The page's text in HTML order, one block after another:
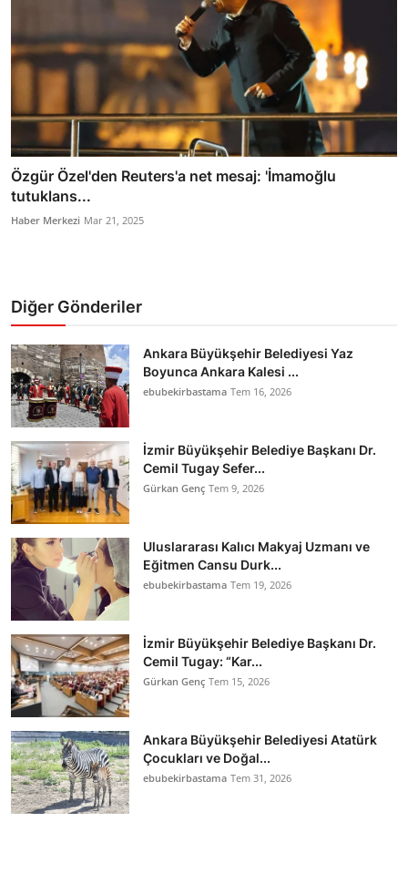
Özgür Özel'den Reuters'a net mesaj: 'İmamoğlu
tutuklans...
Haber Merkezi Mar 21, 2025
Diğer Gönderiler
Ankara Büyükşehir Belediyesi Yaz
Boyunca Ankara Kalesi ...
ebubekirbastama Tem 16, 2026
İzmir Büyükşehir Belediye Başkanı Dr.
Cemil Tugay Sefer...
Gürkan Genç Tem 9, 2026
Uluslararası Kalıcı Makyaj Uzmanı ve
Eğitmen Cansu Durk...
ebubekirbastama Tem 19, 2026
İzmir Büyükşehir Belediye Başkanı Dr.
Cemil Tugay: “Kar...
Gürkan Genç Tem 15, 2026
Ankara Büyükşehir Belediyesi Atatürk
Çocukları ve Doğal...
ebubekirbastama Tem 31, 2026